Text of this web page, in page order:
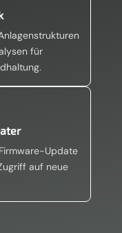
für
Update
auf neue